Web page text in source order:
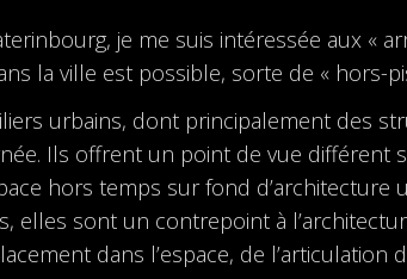
je me suis intéressée aux «
la ville est possible, sorte de « hors-
urbains, dont principalement des
Ils offrent un point de vue différent
hors temps sur fond d’architecture
elles sont un contrepoint à
dans l’espace, de l’articulation